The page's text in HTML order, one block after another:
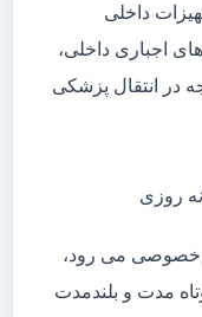
داخلی
اجباری داخلی،
در انتقال پزشکی
روزی
خصوصی می رود،
مدت و بلندمدت